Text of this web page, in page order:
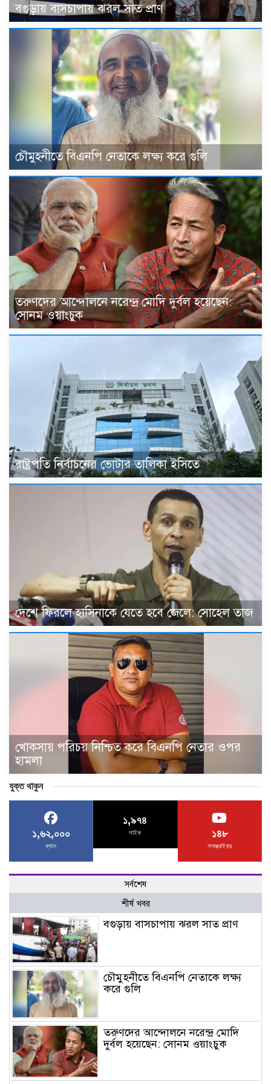
বগুড়ায় বাসচাপায় ঝরল সাত প্রাণ
চৌমুহনীতে বিএনপি নেতাকে লক্ষ্য করে গুলি
তরুণদের আন্দোলনে নরেন্দ্র মোদি দুর্বল হয়েছেন:
সোনম ওয়াংচুক
রাষ্ট্রপতি নির্বাচনের ভোটার তালিকা ইসিতে
দেশে ফিরলে হাসিনাকে যেতে হবে জেলে: সোহেল তাজ
খোকসায় পরিচয় নিশ্চিত করে বিএনপি নেতার ওপর
হামলা
যুক্ত থাকুন
১,৬২,০০০
ফ্যান
১,৯৭৪
লাইক ১৪৮
সাবস্ক্রাইবার
সর্বশেষ
শীর্ষ খবর
বগুড়ায় বাসচাপায় ঝরল সাত প্রাণ
চৌমুহনীতে বিএনপি নেতাকে লক্ষ্য
করে গুলি
তরুণদের আন্দোলনে নরেন্দ্র মোদি
দুর্বল হয়েছেন: সোনম ওয়াংচুক